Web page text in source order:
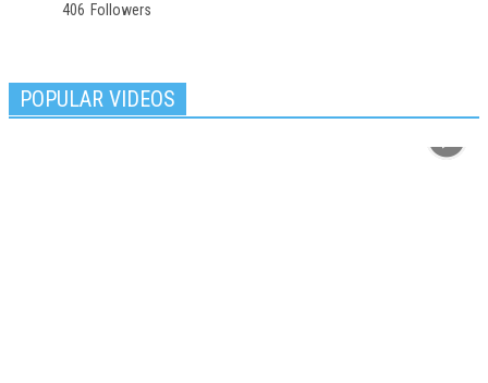
406 Followers
POPULAR VIDEOS